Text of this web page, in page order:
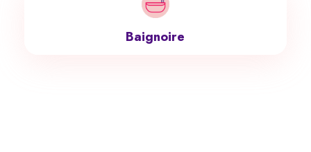
Baignoire